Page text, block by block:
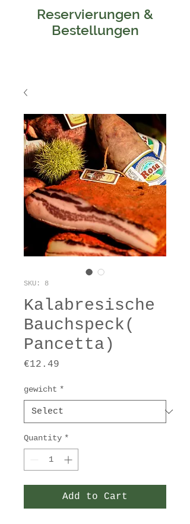
Reservierungen &
Bestellungen
SKU: 8
Kalabresische
Bauchspeck(
Pancetta)
€12.49
gewicht *
Quantity *
Add to Cart